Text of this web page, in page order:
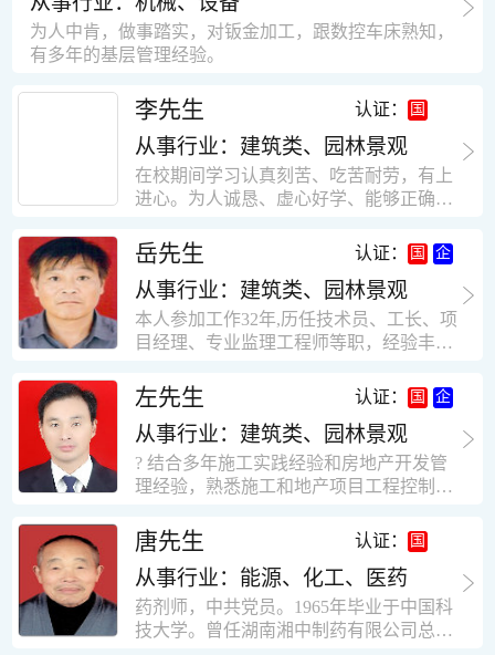
为人中肯，做事踏实，对钣金加工，跟数控车床熟知，
有多年的基层管理经验。
李先生 认证：
从事行业：建筑类、园林景观
在校期间学习认真刻苦、吃苦耐劳，有上
进心。为人诚恳、虚心好学、能够正确对
思想积极上进，接受能力和独立能力强，
有很强的团队精神和集体荣誉感。做事认
真负责，有很强的责任心。秉承山大扎
实、厚重的学风。为人正直、诚信、稳
重。有强烈的上进心、事业心。有很强的
工作学习认真踏实，能够吃苦耐劳，责任
心强。 性格外向、开朗，有良好的人
际关系和一定的组织能力。做事认真负
责、积极肯干。我有信心在今后的工作岗
位上发挥自己的才能!积极的人生观，在我
的字典中没有“放弃”，始终坚信只要努力
快掌握一种新事物的能力。我的格言：也
许我不是最好的，但我会做得更好。知识
面广泛，头脑灵活，思维开阔敏捷，极富
创新精神。
岳先生 认证：
从事行业：建筑类、园林景观
本人参加工作32年,历任技术员、工长、项
目经理、专业监理工程师等职，经验丰
计，工程经济技术分析，能适应建筑行业
各种岗位，组织协调能力强，技术全面，
适用工地管理． 本人1978年高中毕业，同
年参加工作，至今已在建筑行业工作了30
年。从1978年进入本县建筑公司学徒开始
目经理、专业监理工程师等职。 管理过许
多各种结构的工业及民用建筑。1984年至
1986年就职于新疆乌鲁木齐铁路局劳动服
务公司建筑三工区任技术员。参于管理的
项目有：职工居乐部游艺楼，4000平方，
砖混结构。职工电教楼，8000平方，框架
左先生 认证：
从事行业：建筑类、园林景观
? 结合多年施工实践经验和房地产开发管
理经验，熟悉施工和地产项目工程控制要
意识，丰富的经营理念和管理手段，能独
立处理各种工程技术问题；具有较强的沟
通协调能力和组织管理能力； ? 近十多年
的房地产方面工作经验，现任职江苏雨润
农产品集团南昌公司副总经理兼工程总工
唐先生 认证：
从事行业：能源、化工、医药
药剂师，中共党员。1965年毕业于中国科
技大学。曾任湖南湘中制药有限公司总工